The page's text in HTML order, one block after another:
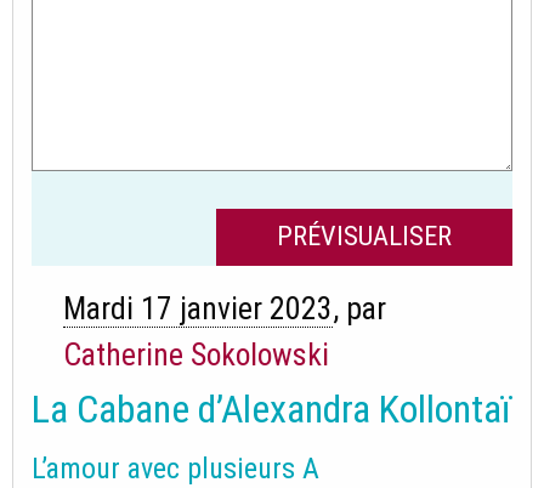
Mardi 17 janvier 2023, par
Catherine Sokolowski
La Cabane d’Alexandra Kollontaï
L’amour avec plusieurs A